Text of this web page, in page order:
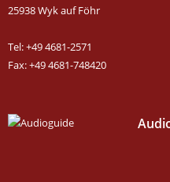
25938 Wyk auf Föhr
Tel: +49 4681-2571
Fax: +49 4681-748420